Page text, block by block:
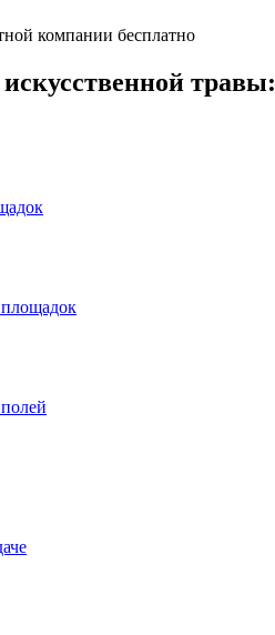
компании бесплатно
травы: